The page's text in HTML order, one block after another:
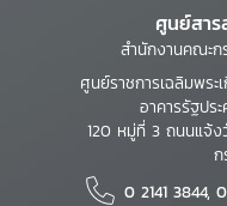
ศูนย์สา
สำนักงานคณะ
ศูนย์ราชการเฉลิมพร
อาคารรัฐปร
120 หมู่ที่ 3 ถนนแจ้
ก
0 2141 3844,